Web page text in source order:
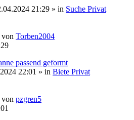
21:29 » in Suche Privat
von Torben2004
passend geformt
22:01 » in Biete Privat
von pzgren5